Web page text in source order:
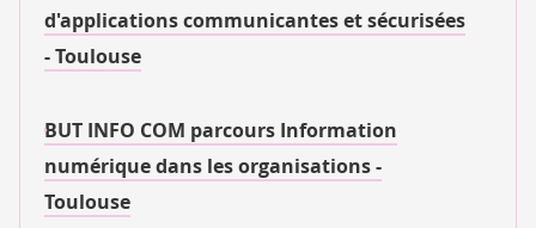
d'applications communicantes et sécurisées
- Toulouse
BUT INFO COM parcours Information
numérique dans les organisations -
Toulouse